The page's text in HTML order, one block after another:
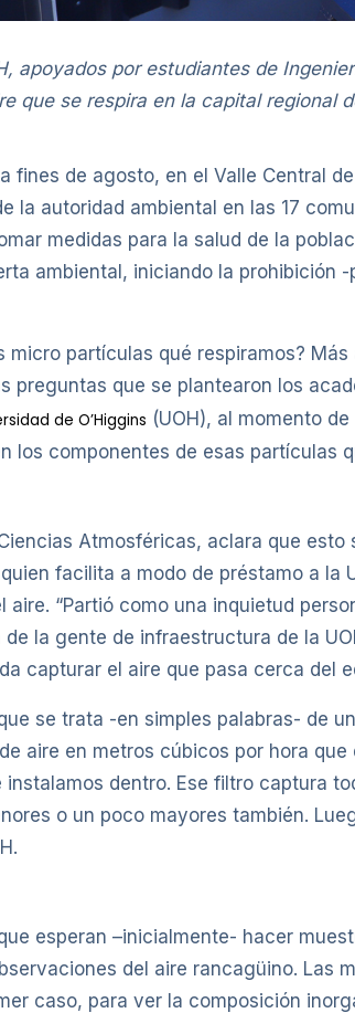
apoyados por estudiantes de
que se respira en la capital regional
fines de agosto, en el Valle Central
la autoridad ambiental en las 17
medidas para la salud de la
ambiental, iniciando la
micro partículas qué respiramos?
preguntas que se plantearon los
de O’Higgins (UOH), al momento
los componentes de esas partículas
Atmosféricas, aclara que
facilita a modo de préstamo a
aire. “Partió como una inquietud
de la gente de infraestructura de la
capturar el aire que pasa cerca del
se trata -en simples palabras- de
aire en metros cúbicos por hora
dentro. Ese filtro captura
o un poco mayores también.
esperan –inicialmente- hacer
del aire rancagüino. Las
caso, para ver la composición